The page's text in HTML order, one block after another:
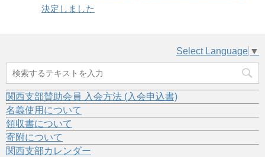
決定しました
Select Language ▼
関西支部賛助会員 入会方法 (入会申込書)
名義使用について
領収書について
寄附について
関西支部カレンダー